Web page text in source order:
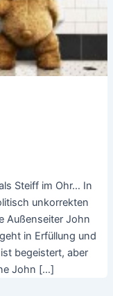
Steiff im Ohr… In
unkorrekten
Außenseiter John
in Erfüllung und
begeistert, aber
John […]